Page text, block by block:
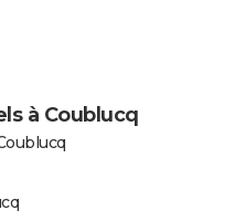
à Coublucq